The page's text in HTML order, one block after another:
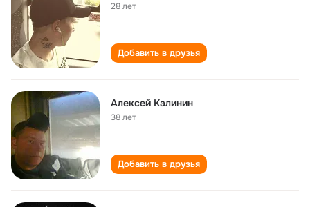
28 лет
Добавить в друзья
Алексей Калинин
38 лет
Добавить в друзья